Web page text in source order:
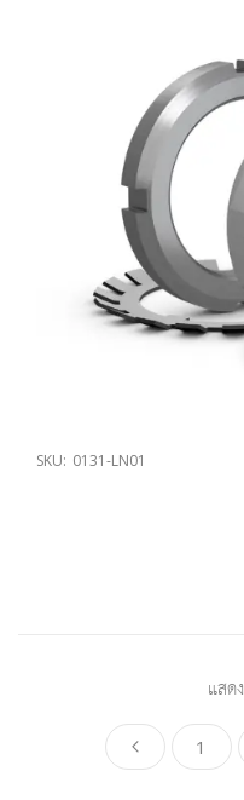
SKU: 0131-LN01
แสดง
Page Page
ก่อนหน้า
Page
1